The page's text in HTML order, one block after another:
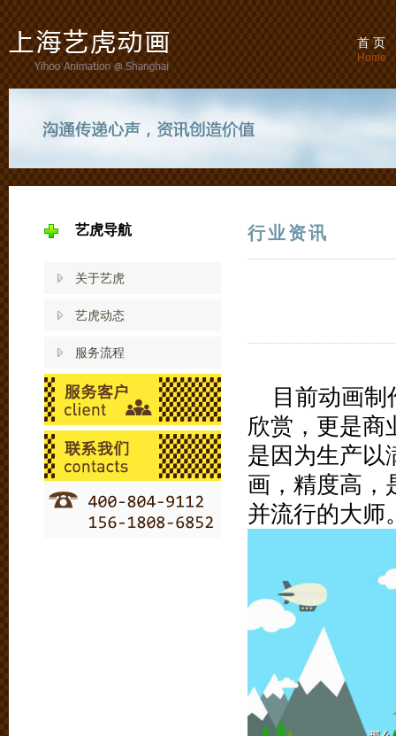
首 页
Home
艺虎导航
关于艺虎
艺虎动态
服务流程
行业资讯
目前动画
欣赏，更是商
是因为生产以
画，精度高，
并流行的大师